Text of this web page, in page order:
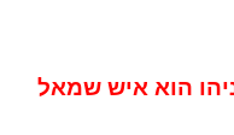
הוא איש שמאל